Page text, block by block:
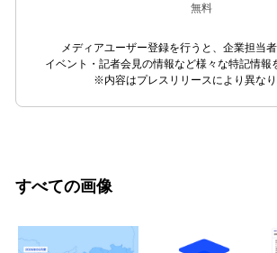
無料
メディアユーザー登録を行うと、企業担当者
イベント・記者会見の情報など様々な特記情報
※内容はプレスリリースにより異なり
すべての画像